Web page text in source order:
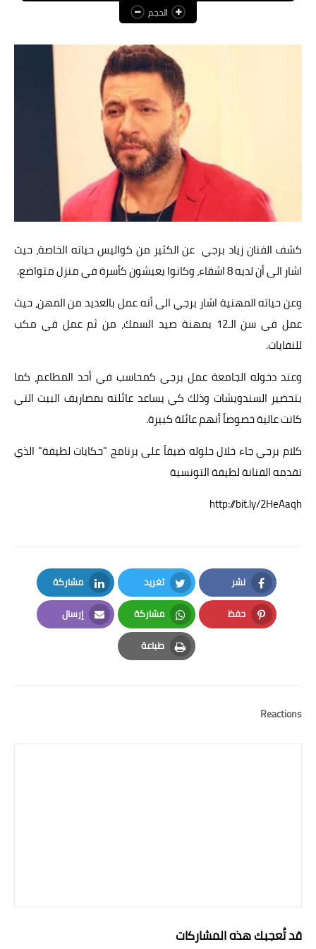
عالم المرأة
فن وثقافة
أخبار مصر
أخبار عربية
أخبار النجوم
أخبار العالم
الحجم
كشف الفنان زياد برجي عن الكثير من كواليس حياته الخاصة، حيث
اشار الى أن لديه 8 اشقاء، وكانوا يعيشون كأسرة في منزل متواضع.
وعن حياته المهنية اشار برجي الى أنه عمل بالعديد من المهن، حيث
عمل في سن الـ12 بمهنة صيد السمك، من ثم عمل في مكب
للنفايات.
وعند دخوله الجامعة عمل برجي كمحاسب في أحد المطاعم، كما
بتحضير السندويشات وذلك كي يساعد عائلته بمصاريف البيت التي
كانت عالية خصوصاً أنهم عائلة كبيرة.
كلام برجي جاء خلال حلوله ضيفاً على برنامج "حكايات لطيفة" الذي
تقدمه الفنانة لطيفة التونسية
http://bit.ly/2HeAaqh
نشر
Facebook
تغريد
Twitter
مشاركة
LinkedIn
حفظ
Pinterest
مشاركة
Whatsapp
إرسال
Email
طباعة
Print
Reactions
قد تُعجبك هذه المشاركات